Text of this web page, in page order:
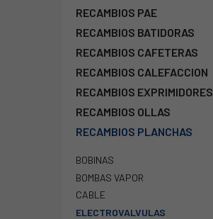
RECAMBIOS PAE
RECAMBIOS BATIDORAS
RECAMBIOS CAFETERAS
RECAMBIOS CALEFACCION
RECAMBIOS EXPRIMIDORES
RECAMBIOS OLLAS
RECAMBIOS PLANCHAS
BOBINAS
BOMBAS VAPOR
CABLE
ELECTROVALVULAS